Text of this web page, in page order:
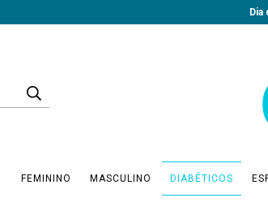
Dia
FEMININO MASCULINO DIABÉTICOS